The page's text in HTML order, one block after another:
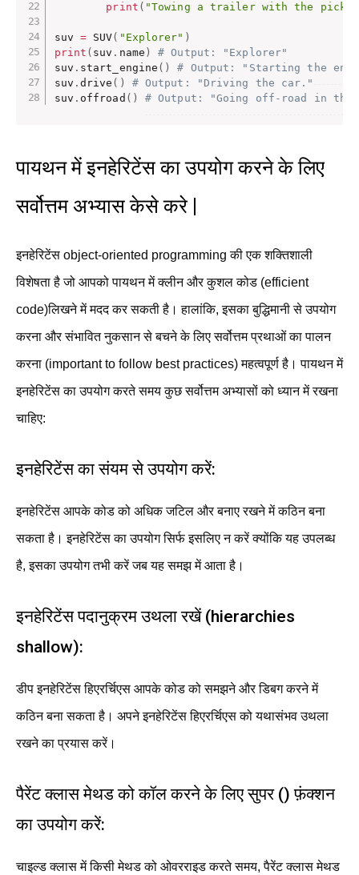
print ( "Towing a trailer with the
suv = SUV( "Explorer" )
print ( suv . name )
# Output: "Explorer"
suv . start_engine ( )
# Output: "Starting the
suv . drive ( )
# Output: "Driving the car."
suv . offroad ( ) # Output: "Going off-road in the
पायथन में इनहेरिटेंस का उपयोग करने के लिए
सर्वोत्तम अभ्यास केसे करे |
इनहेरिटेंस object-oriented programming की एक शक्तिशाली
विशेषता है जो आपको पायथन में क्लीन और कुशल कोड (efficient
code)लिखने में मदद कर सकती है। हालांकि, इसका बुद्धिमानी से उपयोग
करना और संभावित नुकसान से बचने के लिए सर्वोत्तम प्रथाओं का पालन
करना (important to follow best practices) महत्वपूर्ण है। पायथन में
इनहेरिटेंस का उपयोग करते समय कुछ सर्वोत्तम अभ्यासों को ध्यान में रखना
चाहिए:
इनहेरिटेंस का संयम से उपयोग करें:
इनहेरिटेंस आपके कोड को अधिक जटिल और बनाए रखने में कठिन बना
सकता है। इनहेरिटेंस का उपयोग सिर्फ इसलिए न करें क्योंकि यह उपलब्ध
है, इसका उपयोग तभी करें जब यह समझ में आता है।
इनहेरिटेंस पदानुक्रम उथला रखें (hierarchies
shallow):
डीप इनहेरिटेंस हिएरर्चिएस आपके कोड को समझने और डिबग करने में
कठिन बना सकता है। अपने इनहेरिटेंस हिएरर्चिएस को यथासंभव उथला
रखने का प्रयास करें।
पैरेंट क्लास मेथड को कॉल करने के लिए सुपर () फ़ंक्शन
का उपयोग करें:
चाइल्ड क्लास में किसी मेथड को ओवरराइड करते समय, पैरेंट क्लास मेथड